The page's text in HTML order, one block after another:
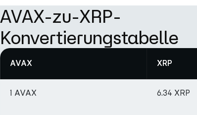
AVAX-zu-XRP-
Konvertierungstabelle
AVAX XRP
1 AVAX 6.34 XRP